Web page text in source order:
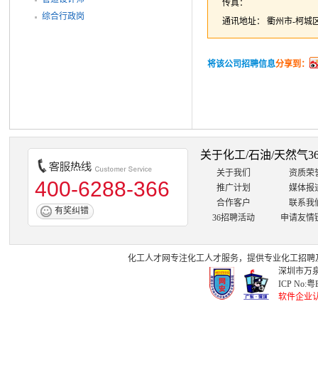
综合行政岗
传真：
通讯地址：
衢州市-柯城
将该公司招聘信息分享到：
400-6288-366
有奖纠错
关于化工/石油/天然气
关于我们
资质荣
推广计划
媒体报
合作客户
联系我
36招聘活动
申请友情
化工人才网专注化工人才服务，提供专业化工招聘
深圳市万
ICP No:粤
软件企业